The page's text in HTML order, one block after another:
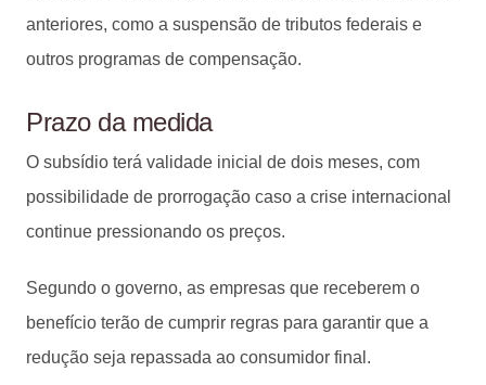
anteriores, como a suspensão de tributos federais e
outros programas de compensação.
Prazo da medida
O subsídio terá validade inicial de dois meses, com
possibilidade de prorrogação caso a crise internacional
continue pressionando os preços.
Segundo o governo, as empresas que receberem o
benefício terão de cumprir regras para garantir que a
redução seja repassada ao consumidor final.